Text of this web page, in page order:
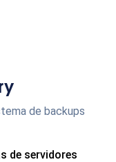
de backups
de servidores